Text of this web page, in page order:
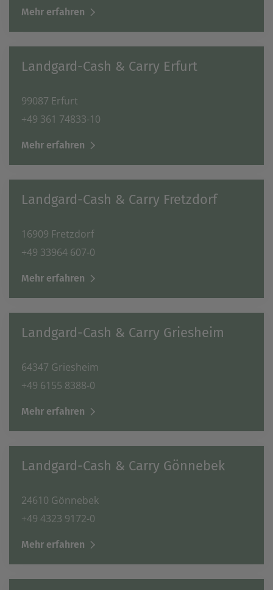
Mehr erfahren
Landgard-Cash & Carry Erfurt
99087 Erfurt
+49 361 74833-10
Mehr erfahren
Landgard-Cash & Carry Fretzdorf
16909 Fretzdorf
+49 33964 607-0
Mehr erfahren
Landgard-Cash & Carry Griesheim
64347 Griesheim
+49 6155 8388-0
Mehr erfahren
Landgard-Cash & Carry Gönnebek
24610 Gönnebek
+49 4323 9172-0
Mehr erfahren